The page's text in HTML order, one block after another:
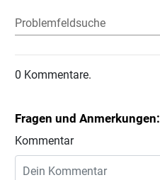
Problemfeldsuche
0 Kommentare.
Fragen und Anmerkungen:
Kommentar